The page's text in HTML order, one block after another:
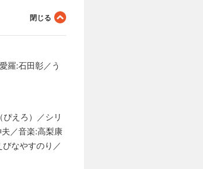
羅:石田彰／う
えろ）／シリ
／音楽:高梨康
なやすのり／